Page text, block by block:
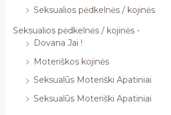
Seksualios pėdkelnės / kojinės
Seksualios pėdkelnės / kojinės -
Dovana Jai !
Moteriškos kojinės
Seksualūs Moteriški Apatiniai
Seksualūs Moteriški Apatiniai